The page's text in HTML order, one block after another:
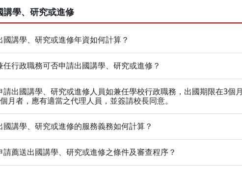
講學、研究或進修
國講學、研究或進修年資如何計算？
任行政職務可否申請出國講學、研究或進修？
請出國講學、研究或進修人員如兼任學校行政職務，出國期限在3個
月者，應有適當之代理人員，並簽請校長同意。
國講學、研究或進修的服務義務如何計算？
請薦送出國講學、研究或進修之條件及審查程序？